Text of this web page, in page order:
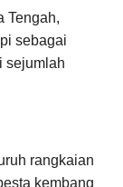
Tengah,
sebagai
sejumlah
rangkaian
kembang